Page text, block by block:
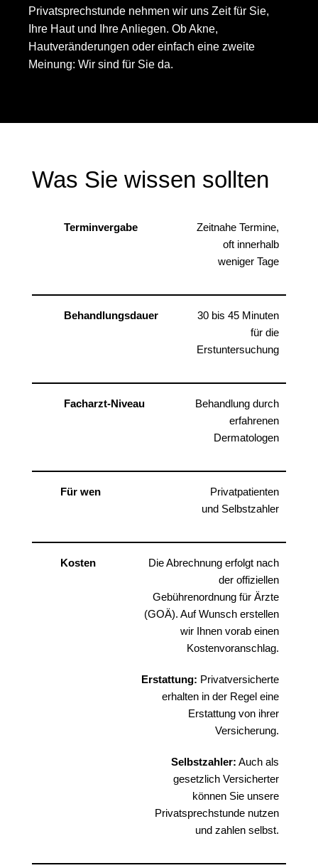
Privatsprechstunde nehmen wir uns Zeit für Sie,
Ihre Haut und Ihre Anliegen. Ob Akne,
Hautveränderungen oder einfach eine zweite
Meinung: Wir sind für Sie da.
Was Sie wissen sollten
Terminvergabe
Zeitnahe Termine,
oft innerhalb
weniger Tage
Behandlungsdauer
30 bis 45 Minuten
für die
Erstuntersuchung
Facharzt-Niveau
Behandlung durch
erfahrenen
Dermatologen
Für wen
Privatpatienten
und Selbstzahler
Kosten
Die Abrechnung erfolgt nach
der offiziellen
Gebührenordnung für Ärzte
(GOÄ). Auf Wunsch erstellen
wir Ihnen vorab einen
Kostenvoranschlag.
Erstattung: Privatversicherte
erhalten in der Regel eine
Erstattung von ihrer
Versicherung.
Selbstzahler: Auch als
gesetzlich Versicherter
können Sie unsere
Privatsprechstunde nutzen
und zahlen selbst.